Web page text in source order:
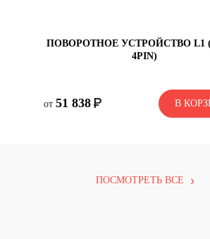
ПОВОРОТНОЕ УСТРОЙСТВО L1
4PIN)
от 51 838 В
со склада
51 838
В
ПОСМОТРЕТЬ ВСЕ